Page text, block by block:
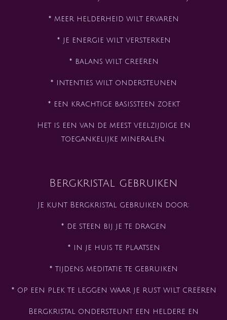
* meer helderheid wilt ervaren
* je energie wilt versterken
* balans wilt creëren
* intenties wilt ondersteunen
* een krachtige basissteen zoekt
Het is een van de meest veelzijdige en
toegankelijke mineralen.
Bergkristal gebruiken
Je kunt Bergkristal gebruiken door:
* de steen bij je te dragen
* in je huis te plaatsen
* tijdens meditatie te gebruiken
* op een plek te leggen waar je rust wilt creëren
Bergkristal ondersteunt een heldere en